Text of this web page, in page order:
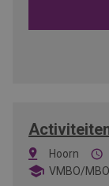
Hoorn
VMBO/MBO